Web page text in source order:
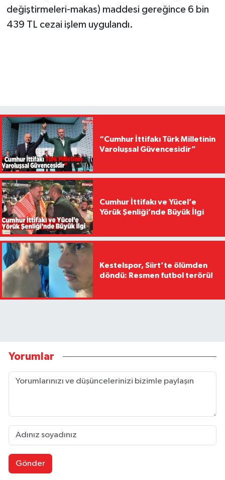
değiştirmeleri-makas) maddesi gereğince 6 bin
439 TL cezai işlem uygulandı.
“Cumhur İttifakı Türk Milletinin
Varoluşsal Güvencesidir”
Cumhur İttifakı ve Yücel’e
Yörük Şenliği’nde Büyük İlgi
Kestelspor, Siirt’te ölümden
döndü: Resmen futbol terörü!
Yorumlar
Gönder